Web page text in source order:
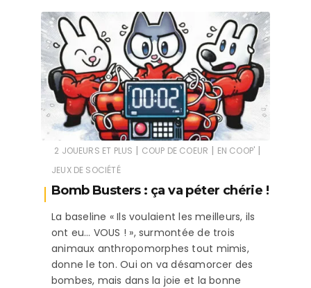
2 JOUEURS ET PLUS | COUP DE COEUR | EN COOP' |
JEUX DE SOCIÉTÉ
Bomb Busters : ça va péter chérie !
La baseline « Ils voulaient les meilleurs, ils
ont eu… VOUS ! », surmontée de trois
animaux anthropomorphes tout mimis,
donne le ton. Oui on va désamorcer des
bombes, mais dans la joie et la bonne